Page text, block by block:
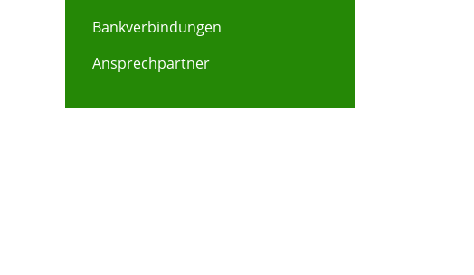
Bankverbindungen
Ansprechpartner